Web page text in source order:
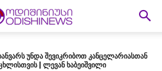
უნდა შევიკრიბოთ კანცელარიასთან
| ლევან ხაბეიშვილი